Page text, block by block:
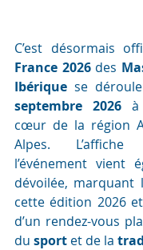
C’est désormais
France 2026 des
Ibérique se
septembre 2026 à
cœur de la région
Alpes.
l’événement vient
dévoilée, marquant
cette édition 2026
d’un rendez-vous
du sport et de la